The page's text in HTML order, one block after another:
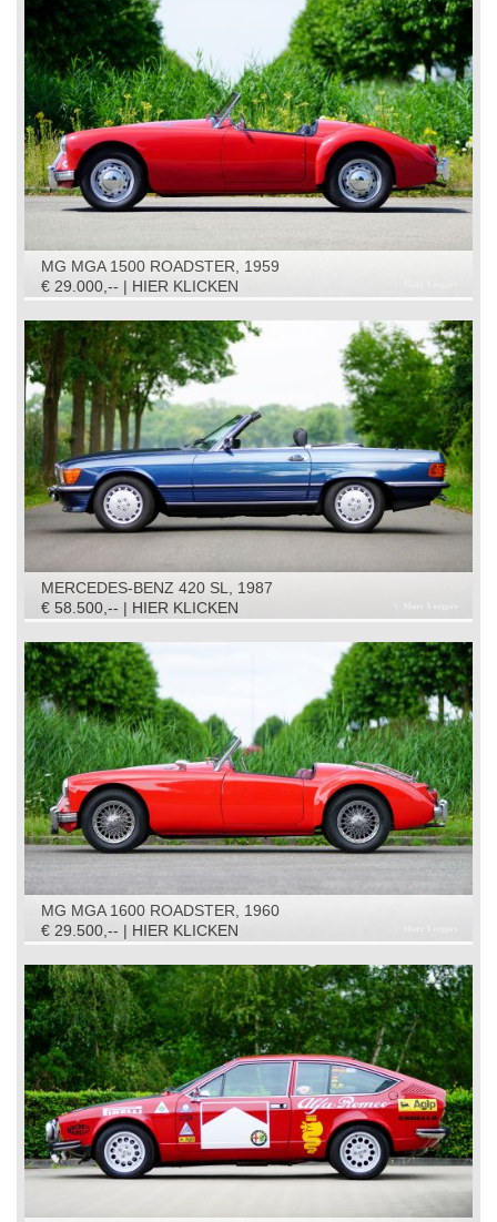
MG MGA 1500 ROADSTER, 1959
€ 29.000,-- | HIER KLICKEN
MERCEDES-BENZ 420 SL, 1987
€ 58.500,-- | HIER KLICKEN
MG MGA 1600 ROADSTER, 1960
€ 29.500,-- | HIER KLICKEN